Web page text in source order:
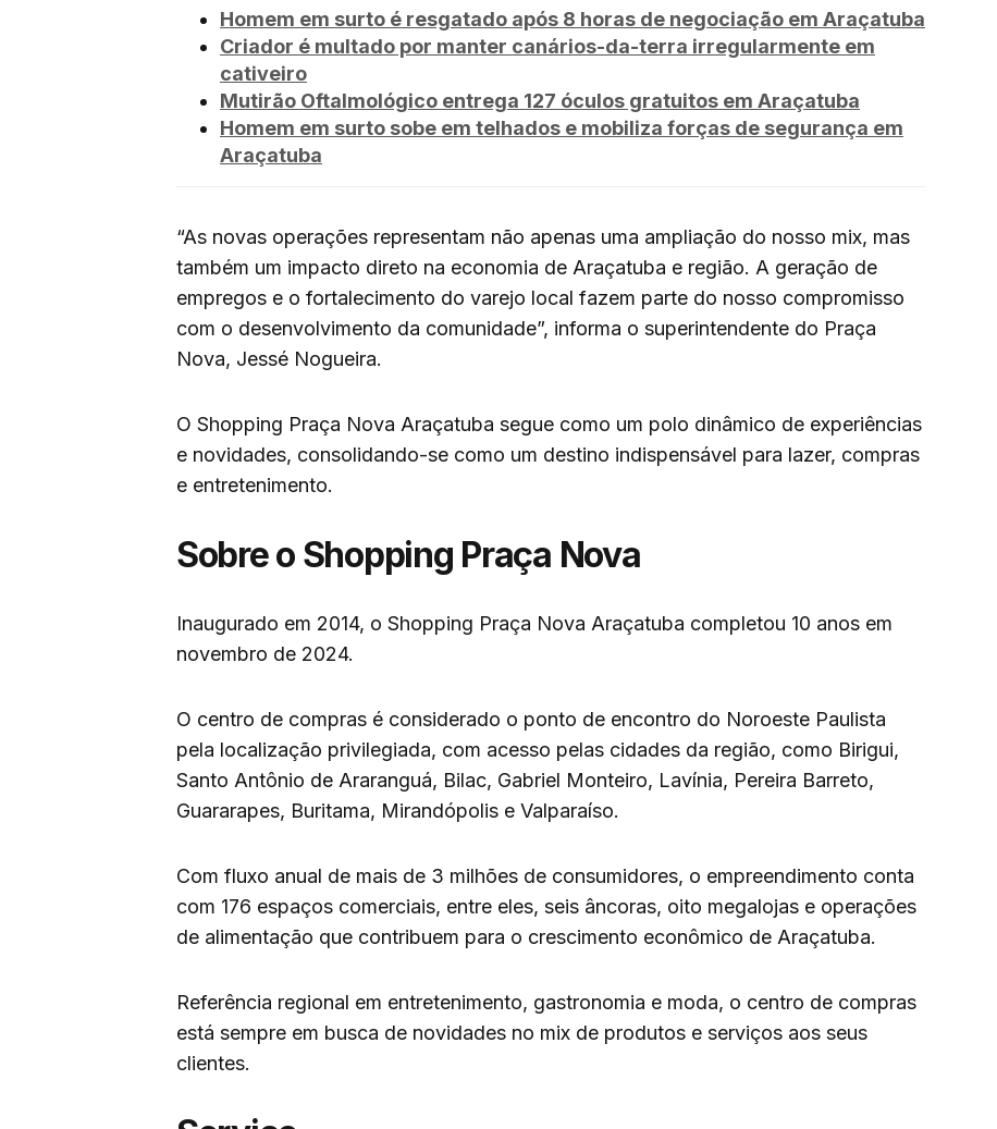
Homem em surto é resgatado após 8 horas de negociação em Araçatuba
Criador é multado por manter canários-da-terra irregularmente em
cativeiro
Mutirão Oftalmológico entrega 127 óculos gratuitos em Araçatuba
Homem em surto sobe em telhados e mobiliza forças de segurança em
Araçatuba
“As novas operações representam não apenas uma ampliação do nosso mix, mas
também um impacto direto na economia de Araçatuba e região. A geração de
empregos e o fortalecimento do varejo local fazem parte do nosso compromisso
com o desenvolvimento da comunidade”, informa o superintendente do Praça
Nova, Jessé Nogueira.
O Shopping Praça Nova Araçatuba segue como um polo dinâmico de experiências
e novidades, consolidando-se como um destino indispensável para lazer, compras
e entretenimento.
Sobre o Shopping Praça Nova
Inaugurado em 2014, o Shopping Praça Nova Araçatuba completou 10 anos em
novembro de 2024.
O centro de compras é considerado o ponto de encontro do Noroeste Paulista
pela localização privilegiada, com acesso pelas cidades da região, como Birigui,
Santo Antônio de Araranguá, Bilac, Gabriel Monteiro, Lavínia, Pereira Barreto,
Guararapes, Buritama, Mirandópolis e Valparaíso.
Com fluxo anual de mais de 3 milhões de consumidores, o empreendimento conta
com 176 espaços comerciais, entre eles, seis âncoras, oito megalojas e operações
de alimentação que contribuem para o crescimento econômico de Araçatuba.
Referência regional em entretenimento, gastronomia e moda, o centro de compras
está sempre em busca de novidades no mix de produtos e serviços aos seus
clientes.